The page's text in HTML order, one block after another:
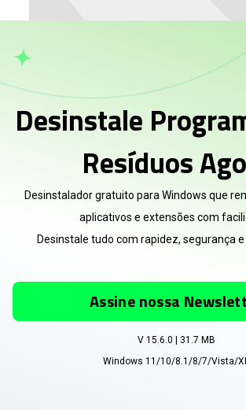
Desinstale
Resíduos
Desinstalador gratuito para Windows que
aplicativos e extensões com
Desinstale tudo com rapidez, segurança e
Assine nossa
V 15.6.0 | 31.7 MB
Windows 11/10/8.1/8/7/Vista/